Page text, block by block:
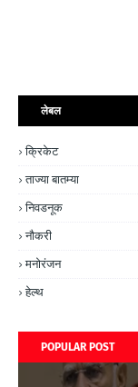
लेबल
क्रिकेट
ताज्या बातम्या
निवडनूक
नौकरी
मनोरंजन
हेल्थ
POPULAR POST